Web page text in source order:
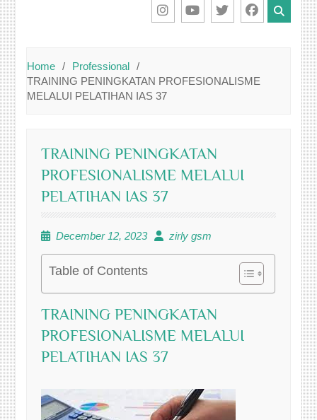
Home
Professional
TRAINING PENINGKATAN PROFESIONALISME
MELALUI PELATIHAN IAS 37
TRAINING PENINGKATAN
PROFESIONALISME MELALUI
PELATIHAN IAS 37
December 12, 2023 zirly gsm
Table of Contents
TRAINING PENINGKATAN
PROFESIONALISME MELALUI
PELATIHAN IAS 37